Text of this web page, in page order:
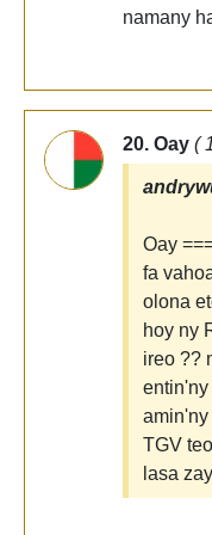
namany
20. Oay (
Oay
fa
olona
hoy ny
ireo ??
entin'ny
amin'ny
TGV
lasa